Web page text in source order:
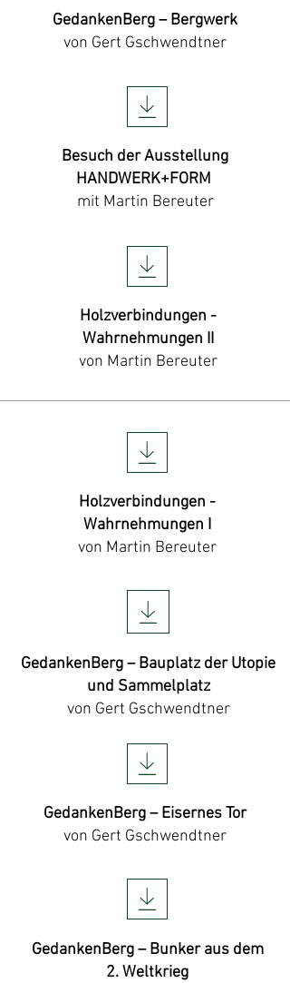
GedankenBerg – Bergwerk
von Gert Gschwendtner
Besuch der Ausstellung
HANDWERK+FORM
mit Martin Bereuter
Holzverbindungen -
Wahrnehmungen II
von Martin Bereuter
Holzverbindungen -
Wahrnehmungen I
von Martin Bereuter
GedankenBerg – Bauplatz der Utopie
und Sammelplatz
von Gert Gschwendtner
GedankenBerg – Eisernes Tor
von Gert Gschwendtner
GedankenBerg – Bunker aus dem
2. Weltkrieg